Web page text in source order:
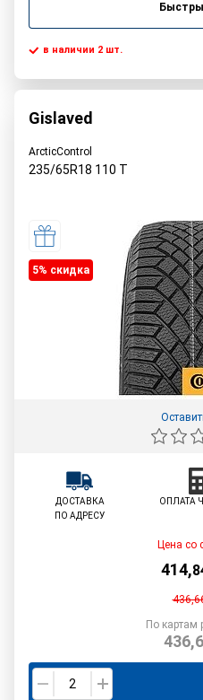
в наличии 2 шт.
Gislaved
ArcticControl
235/65R18 110 T
5% cкидка
ДОСТАВКА
ПО АДРЕСУ
ОПЛАТА
Цена со
414,
По картам